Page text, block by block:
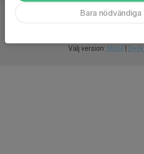
Välj version: Mobil
Bara nödvändiga